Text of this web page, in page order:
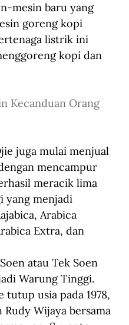
mesin baru yang
goreng kopi
listrik ini
kopi dan
Kecanduan Orang
juga mulai menjual
mencampur
meracik lima
yang menjadi
Arabica
Extra, dan
atau Tek Soen
Warung Tinggi.
tutup usia pada 1978,
Wijaya bersama